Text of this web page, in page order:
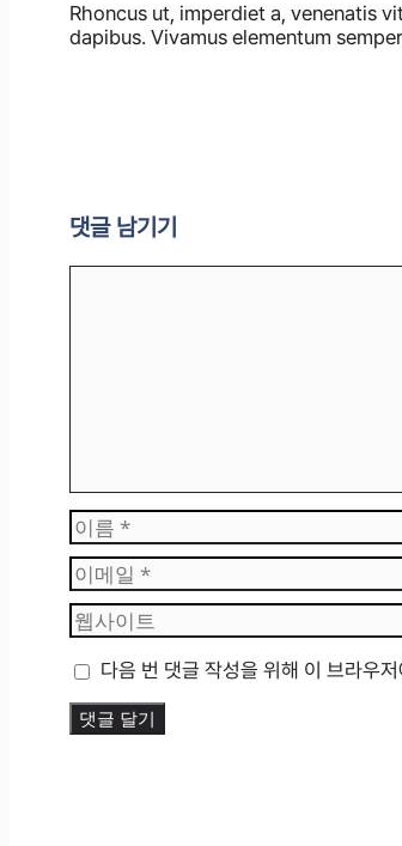
Rhoncus ut, imperdiet a, venenatis
dapibus. Vivamus elementum
댓글 남기기
이
름
이
메
일
웹
사
이
트
다음 번 댓글 작성을 위해 이 브라우